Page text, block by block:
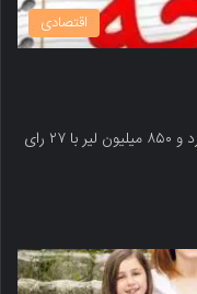
اقتصادی
لایحه بودجه سال مالی ۲۰۲۳ به ارزش ۳۵ میلیارد و ۸۵۰ میلیون لیر با ۲۷ رای